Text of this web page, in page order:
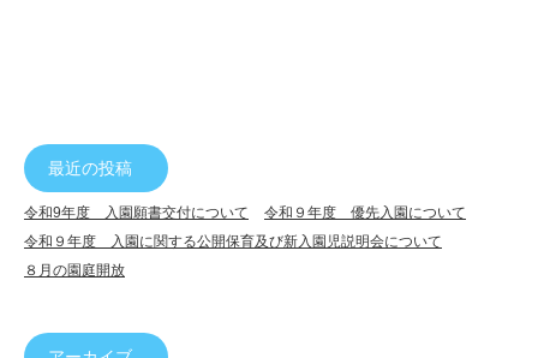
最近の投稿
令和9年度 入園願書交付について
令和９年度 優先入園について
令和９年度 入園に関する公開保育及び新入園児説明会について
８月の園庭開放